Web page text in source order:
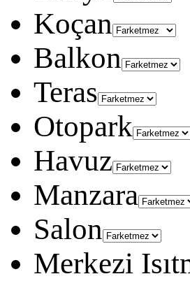
Koçan
Balkon
Teras
Otopark
Havuz
Manzara
Salon
Merkezi